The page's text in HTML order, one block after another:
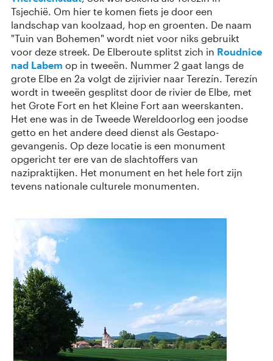
Tsjechië. Om hier te komen fiets je door een
landschap van koolzaad, hop en groenten. De naam
"Tuin van Bohemen" wordt niet voor niks gebruikt
voor deze streek. De Elberoute splitst zich in Roudnice
nad Labem op in tweeën. Nummer 2 gaat langs de
grote Elbe en 2a volgt de zijrivier naar Terezín. Terezín
wordt in tweeën gesplitst door de rivier de Elbe, met
het Grote Fort en het Kleine Fort aan weerskanten.
Het ene was in de Tweede Wereldoorlog een joodse
getto en het andere deed dienst als Gestapo-
gevangenis. Op deze locatie is een monument
opgericht ter ere van de slachtoffers van
nazipraktijken. Het monument en het hele fort zijn
tevens nationale culturele monumenten.